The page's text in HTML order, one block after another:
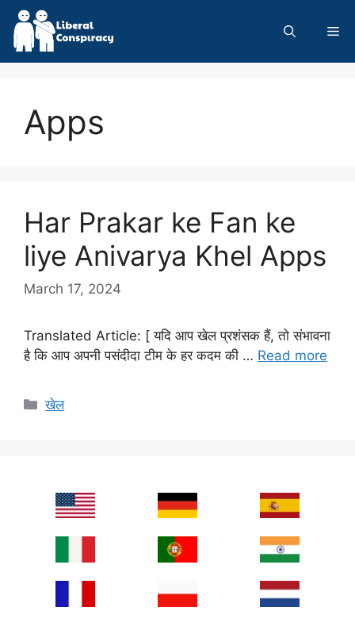
Skip
content
Apps
Har Prakar ke Fan ke
liye Anivarya Khel Apps
March 17, 2024
Translated Article: [ यदि आप खेल प्रशंसक हैं, तो संभावना
है कि आप अपनी पसंदीदा टीम के हर कदम की … Read more
Categories
खेल